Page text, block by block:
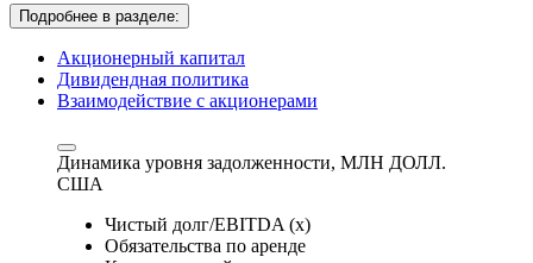
Подробнее в разделе:
Акционерный капитал
Дивидендная политика
Взаимодействие с акционерами
Динамика уровня задолженности, МЛН ДОЛЛ.
США
Чистый долг/EBITDA (x)
Обязательства по аренде